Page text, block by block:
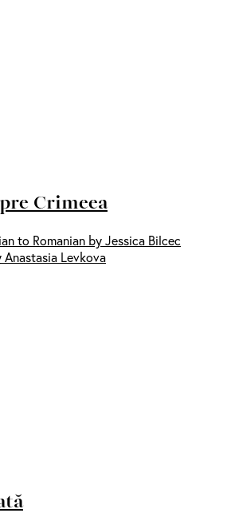
Crimeea
to Romanian by Jessica Bilcec
Levkova